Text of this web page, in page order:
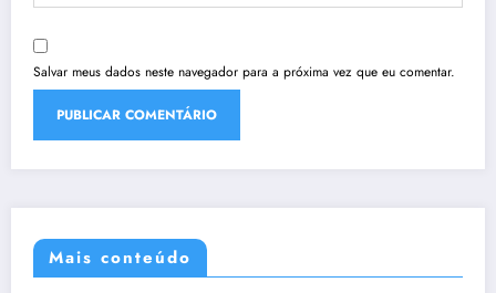
Salvar meus dados neste navegador para a próxima vez que eu comentar.
Mais conteúdo